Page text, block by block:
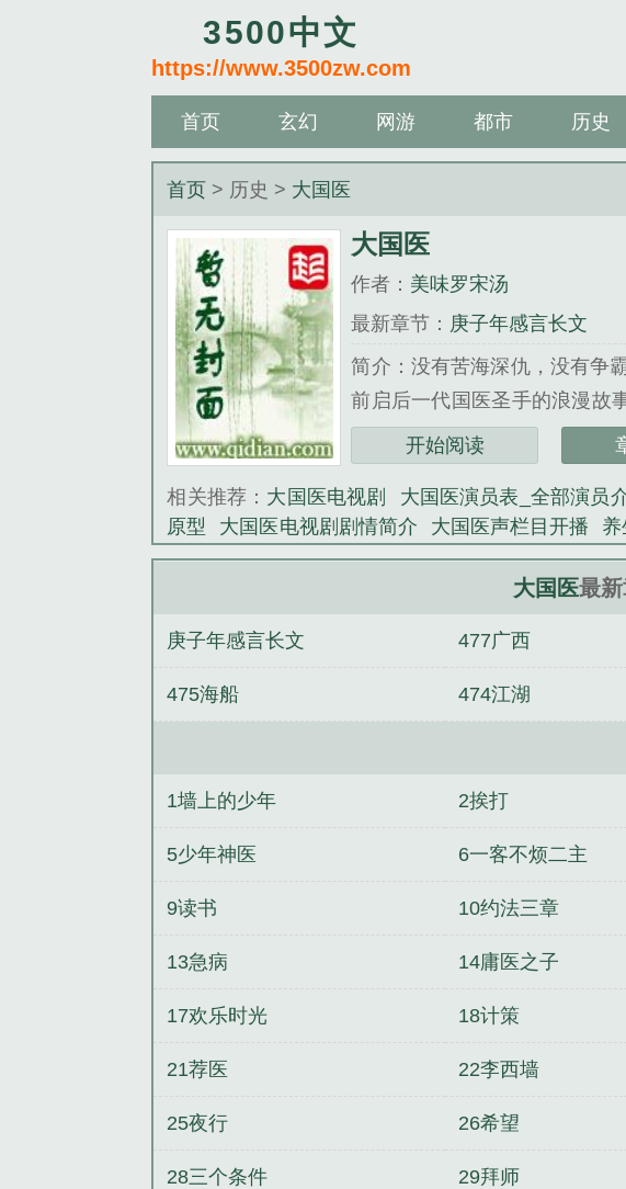
3500中文
https://www.3500zw.com
首页 玄幻 网游 都市 历史
首页 > 历史 > 大国医
大国医
作者： 美味罗宋汤
最新章节： 庚子年感言长文
简介：没有苦海深仇，没有争
前启后一代国医圣手的浪漫故
是上上一个，还是上上上一个
《大国医》是美味罗宋汤精心
开始阅读
相关推荐： 大国医电视剧 大国医演员表_全部演员
原型
大国医电视剧剧情简介 大国医声栏目开播
剧情简介 大国医罗大伦 大国医演员表 大国医匠
大国医声活络
视剧1-45集完整
大国医电视剧免费观看 大国医典
大国医最
庚子年感言长文 477广西
475海船 474江湖
1墙上的少年 2挨打
5少年神医 6一客不烦二主
9读书 10约法三章
13急病 14庸医之子
17欢乐时光 18计策
21荐医 22李西墙
25夜行 26希望
28三个条件 29拜师